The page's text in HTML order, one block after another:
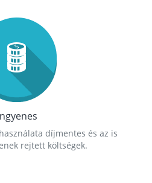
díjmentes és az is
rejtett költségek.